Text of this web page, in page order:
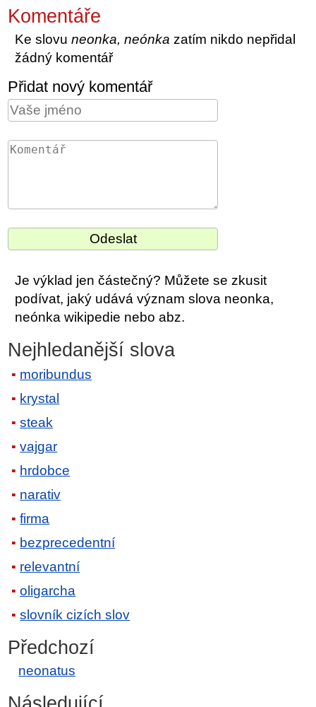
Komentáře
Ke slovuneonka, neónka zatím nikdo nepřidal
žádný komentář
Přidat nový komentář
Je výklad jen částečný? Můžete se zkusit
podívat, jaký udává význam slova neonka,
neónka wikipedie nebo abz.
Nejhledanější slova
moribundus
krystal
steak
vajgar
hrdobce
narativ
firma
bezprecedentní
relevantní
oligarcha
slovník cizích slov
Předchozí
neonatus